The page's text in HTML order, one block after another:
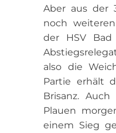
Aber aus der
noch
der HSV
also die
Partie erhält
Brisanz.
Plauen
einem Sieg